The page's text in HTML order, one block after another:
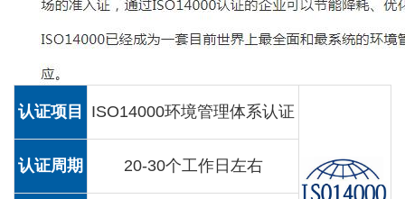
认证项目 ISO14000环境管理体系认证
认证周期 20-30个工作日左右